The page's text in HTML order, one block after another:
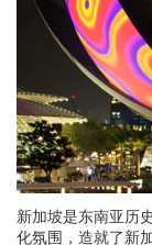
新加坡是东南亚历
化氛围，造就了新